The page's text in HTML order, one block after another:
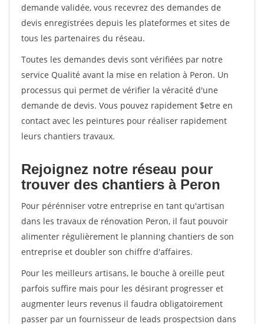
demande validée, vous recevrez des demandes de
devis enregistrées depuis les plateformes et sites de
tous les partenaires du réseau.
Toutes les demandes devis sont vérifiées par notre
service Qualité avant la mise en relation à Peron. Un
processus qui permet de vérifier la véracité d'une
demande de devis. Vous pouvez rapidement $etre en
contact avec les peintures pour réaliser rapidement
leurs chantiers travaux.
Rejoignez notre réseau pour
trouver des chantiers à Peron
Pour pérénniser votre entreprise en tant qu'artisan
dans les travaux de rénovation Peron, il faut pouvoir
alimenter régulièrement le planning chantiers de son
entreprise et doubler son chiffre d'affaires.
Pour les meilleurs artisans, le bouche à oreille peut
parfois suffire mais pour les désirant progresser et
augmenter leurs revenus il faudra obligatoirement
passer par un fournisseur de leads prospectsion dans